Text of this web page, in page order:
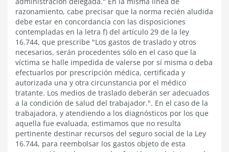
razonamiento, cabe precisar que la norma recién aludida
debe estar en concordancia con las disposiciones
contempladas en la letra f) del artículo 29 de la ley
16.744, que prescribe "Los gastos de traslado y otros
necesarios, serán procedentes sólo en el caso que la
víctima se halle impedida de valerse por sí misma o deba
efectuarlos por prescripción médica, certificada y
autorizada una y otra circunstancia por el médico
tratante. Los medios de traslado deberán ser adecuados
a la condición de salud del trabajador.". En el caso de la
trabajadora, y atendiendo a los diagnósticos por los que
aquella fue evaluada, estimamos que no resulta
pertinente destinar recursos del seguro social de la Ley
16.744, para reembolsar los gastos objeto de esta